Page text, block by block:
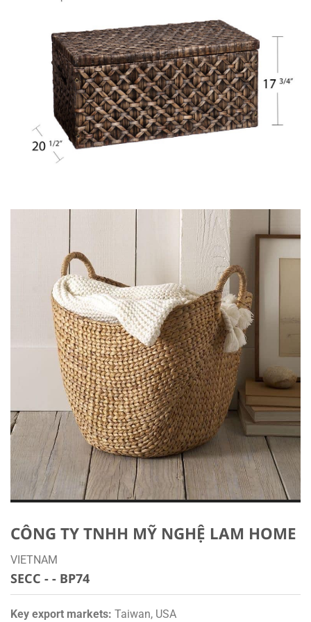
CÔNG TY TNHH MỸ NGHỆ LAM HOME
VIETNAM
SECC - - BP74
Key export markets: Taiwan, USA